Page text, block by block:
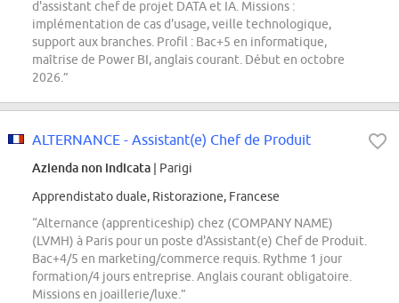
d'assistant chef de projet DATA et IA. Missions :
implémentation de cas d'usage, veille technologique,
support aux branches. Profil : Bac+5 en informatique,
maîtrise de Power BI, anglais courant. Début en octobre
2026.”
ALTERNANCE - Assistant(e) Chef de Produit
Azienda non indicata | Parigi
Apprendistato duale, Ristorazione, Francese
“Alternance (apprenticeship) chez (COMPANY NAME)
(LVMH) à Paris pour un poste d'Assistant(e) Chef de Produit.
Bac+4/5 en marketing/commerce requis. Rythme 1 jour
formation/4 jours entreprise. Anglais courant obligatoire.
Missions en joaillerie/luxe.”